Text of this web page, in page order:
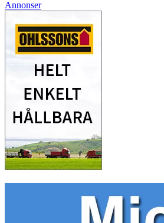
Annonser